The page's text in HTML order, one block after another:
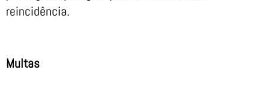
reincidência.
Multas